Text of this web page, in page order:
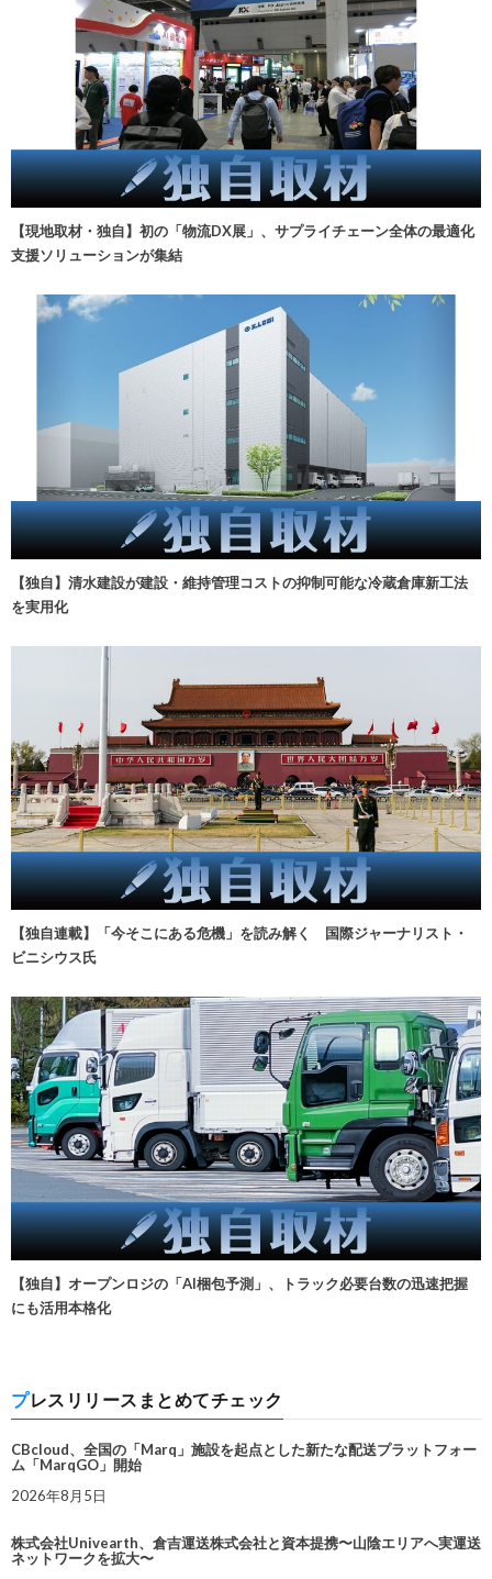
【現地取材・独自】初の「物流DX展」、サプライチェーン全体の最適化
支援ソリューションが集結
【独自】清水建設が建設・維持管理コストの抑制可能な冷蔵倉庫新工法
を実用化
【独自連載】「今そこにある危機」を読み解く 国際ジャーナリスト・
ビニシウス氏
【独自】オープンロジの「AI梱包予測」、トラック必要台数の迅速把握
にも活用本格化
プレスリリースまとめてチェック
CBcloud、全国の「Marq」施設を起点とした新たな配送プラットフォー
ム「MarqGO」開始
2026年8月5日
株式会社Univearth、倉吉運送株式会社と資本提携〜山陰エリアへ実運送
ネットワークを拡大〜